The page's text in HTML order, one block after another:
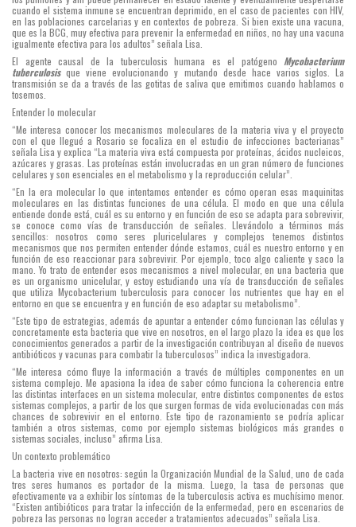
cuando el sistema inmune se encuentran deprimido, en el caso de pacientes con HIV,
en las poblaciones carcelarias y en contextos de pobreza. Si bien existe una vacuna,
que es la BCG, muy efectiva para prevenir la enfermedad en niños, no hay una vacuna
igualmente efectiva para los adultos” señala Lisa.
El agente causal de la tuberculosis humana es el patógeno Mycobacterium
tuberculosisque viene evolucionando y mutando desde hace varios siglos. La
transmisión se da a través de las gotitas de saliva que emitimos cuando hablamos o
tosemos.
Entender lo molecular
“Me interesa conocer los mecanismos moleculares de la materia viva y el proyecto
con el que llegué a Rosario se focaliza en el estudio de infecciones bacterianas”
señala Lisa y explica “La materia viva está compuesta por proteínas, ácidos nucleicos,
azúcares y grasas. Las proteínas están involucradas en un gran número de funciones
celulares y son esenciales en el metabolismo y la reproducción celular”.
“En la era molecular lo que intentamos entender es cómo operan esas maquinitas
moleculares en las distintas funciones de una célula. El modo en que una célula
entiende donde está, cuál es su entorno y en función de eso se adapta para sobrevivir,
se conoce como vías de transducción de señales. Llevándolo a términos más
sencillos: nosotros como seres pluricelulares y complejos tenemos distintos
mecanismos que nos permiten entender dónde estamos, cuál es nuestro entorno y en
función de eso reaccionar para sobrevivir. Por ejemplo, toco algo caliente y saco la
mano. Yo trato de entender esos mecanismos a nivel molecular, en una bacteria que
es un organismo unicelular, y estoy estudiando una vía de transducción de señales
que utiliza Mycobacterium tuberculosis para conocer los nutrientes que hay en el
entorno en que se encuentra y en función de eso adaptar su metabolismo”.
“Este tipo de estrategias, además de apuntar a entender cómo funcionan las células y
concretamente esta bacteria que vive en nosotros, en el largo plazo la idea es que los
conocimientos generados a partir de la investigación contribuyan al diseño de nuevos
antibióticos y vacunas para combatir la tuberculosos” indica la investigadora.
“Me interesa cómo fluye la información a través de múltiples componentes en un
sistema complejo. Me apasiona la idea de saber cómo funciona la coherencia entre
las distintas interfaces en un sistema molecular, entre distintos componentes de estos
sistemas complejos, a partir de los que surgen formas de vida evolucionadas con más
chances de sobrevivir en el entorno. Este tipo de razonamiento se podría aplicar
también a otros sistemas, como por ejemplo sistemas biológicos más grandes o
sistemas sociales, incluso” afirma Lisa.
Un contexto problemático
La bacteria vive en nosotros: según la Organización Mundial de la Salud, uno de cada
tres seres humanos es portador de la misma. Luego, la tasa de personas que
efectivamente va a exhibir los síntomas de la tuberculosis activa es muchísimo menor.
“Existen antibióticos para tratar la infección de la enfermedad, pero en escenarios de
pobreza las personas no logran acceder a tratamientos adecuados” señala Lisa.